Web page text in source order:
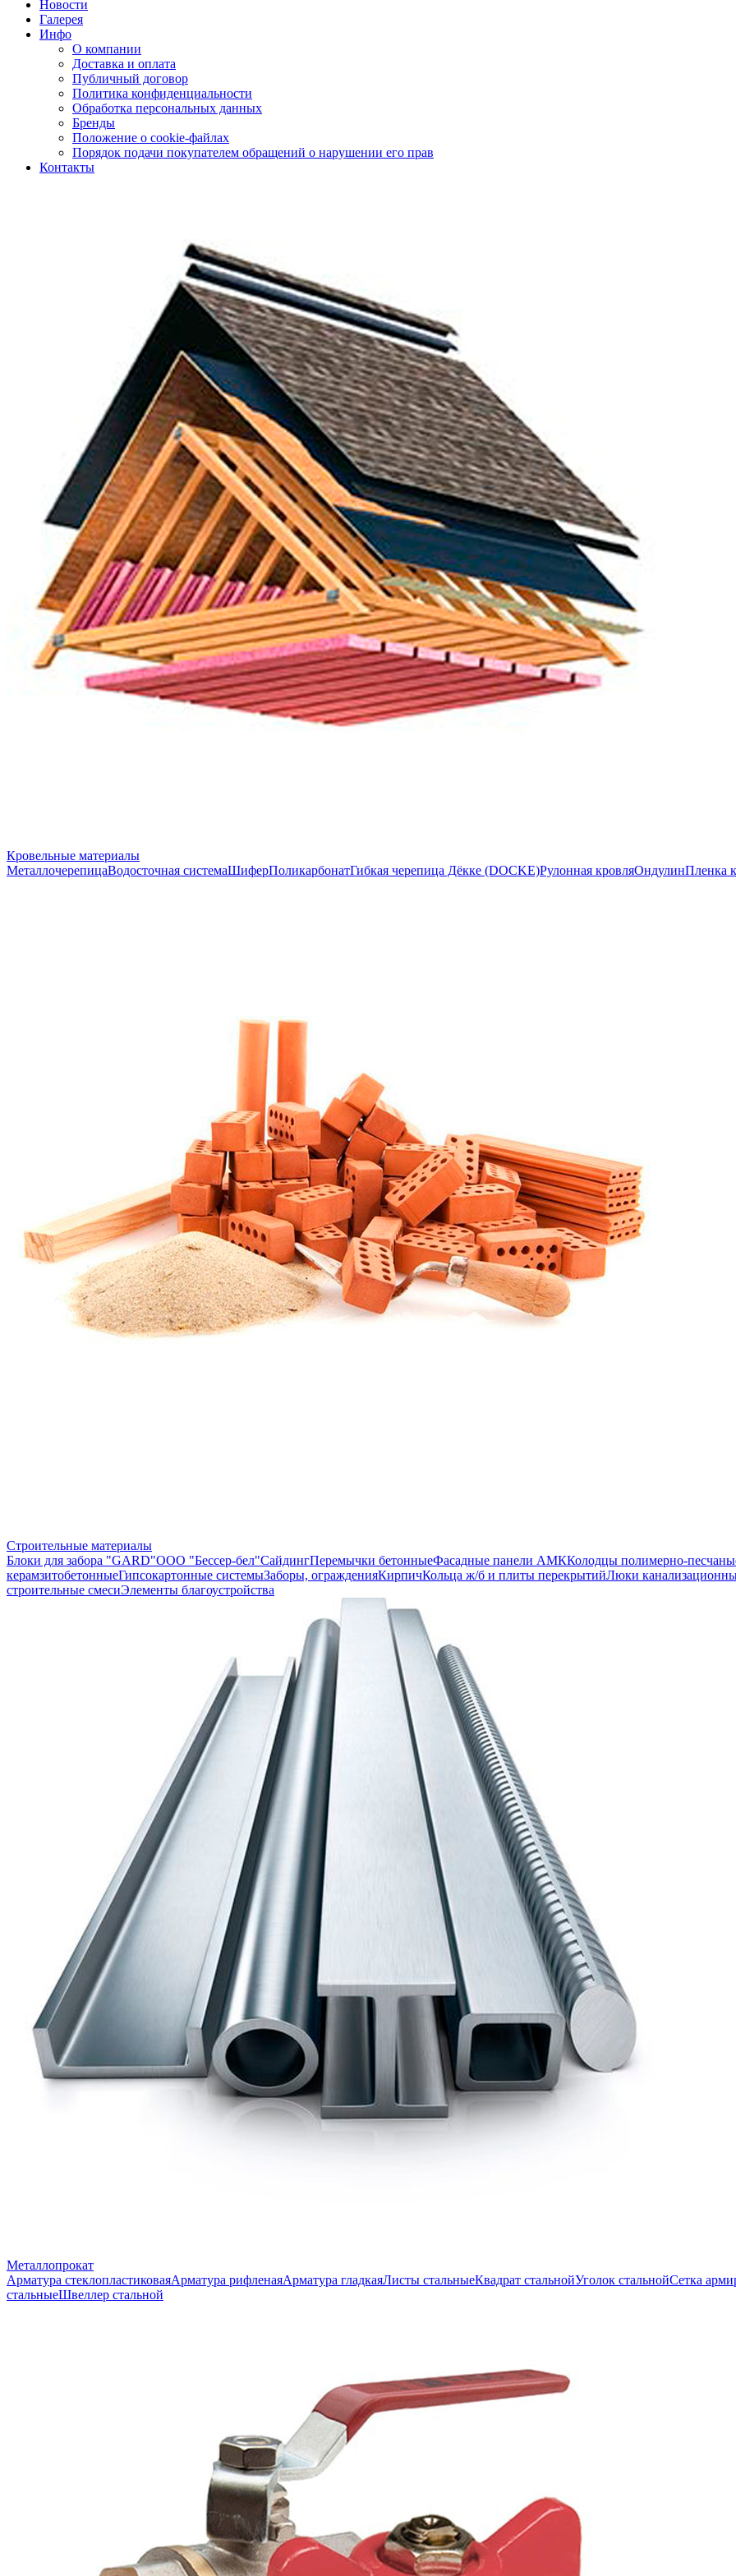
Новости
Галерея
Инфо
О компании
Доставка и оплата
Публичный договор
Политика конфиденциальности
Обработка персональных данных
Бренды
Положение о cookie-файлах
Порядок подачи покупателем обращений о нарушении его прав
Контакты
Кровельные материалы
МеталлочерепицаВодосточная системаШиферПоликарбонатГибкая черепица Дёкке (DOCKE)Рулонная кровляОндулинПленка
Строительные материалы
Блоки для забора "GARD"ООО "Бессер-бел"СайдингПеремычки бетонныеФасадные панели АМККолодцы полимерно-
керамзитобетонныеГипсокартонные системыЗаборы, огражденияКирпичКольца ж/б и плиты перекрытийЛюки
строительные смесиЭлементы благоустройства
Металлопрокат
Арматура стеклопластиковаяАрматура рифленаяАрматура гладкаяЛисты стальныеКвадрат стальнойУголок стальнойСетка
стальныеШвеллер стальной